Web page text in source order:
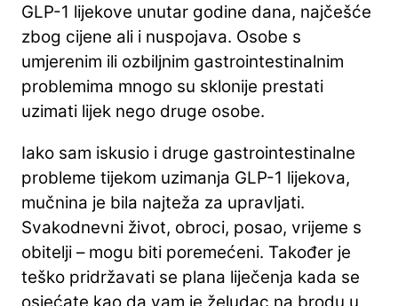
GLP-1 lijekove unutar godine dana, najčešće
zbog cijene ali i nuspojava. Osobe s
umjerenim ili ozbiljnim gastrointestinalnim
problemima mnogo su sklonije prestati
uzimati lijek nego druge osobe.
Iako sam iskusio i druge gastrointestinalne
probleme tijekom uzimanja GLP-1 lijekova,
mučnina je bila najteža za upravljati.
Svakodnevni život, obroci, posao, vrijeme s
obitelji – mogu biti poremećeni. Također je
teško pridržavati se plana liječenja kada se
osjećate kao da vam je želudac na brodu u